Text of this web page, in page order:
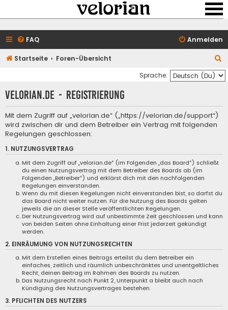
FAQ Anmelden
Startseite Foren-Übersicht
u
c
Sprache:
velorian.de - Registrierung
Mit dem Zugriff auf „velorian.de“ („https://velorian.de/support“)
wird zwischen dir und dem Betreiber ein Vertrag mit folgenden
Regelungen geschlossen:
1. NUTZUNGSVERTRAG
Mit dem Zugriff auf „velorian.de“ (im Folgenden „das Board“) schließt
du einen Nutzungsvertrag mit dem Betreiber des Boards ab (im
Folgenden „Betreiber“) und erklärst dich mit den nachfolgenden
Regelungen einverstanden.
Wenn du mit diesen Regelungen nicht einverstanden bist, so darfst du
das Board nicht weiter nutzen. Für die Nutzung des Boards gelten
jeweils die an dieser Stelle veröffentlichten Regelungen.
Der Nutzungsvertrag wird auf unbestimmte Zeit geschlossen und kann
von beiden Seiten ohne Einhaltung einer Frist jederzeit gekündigt
werden.
2. EINRÄUMUNG VON NUTZUNGSRECHTEN
Mit dem Erstellen eines Beitrags erteilst du dem Betreiber ein
einfaches, zeitlich und räumlich unbeschränktes und unentgeltliches
Recht, deinen Beitrag im Rahmen des Boards zu nutzen.
Das Nutzungsrecht nach Punkt 2, Unterpunkt a bleibt auch nach
Kündigung des Nutzungsvertrages bestehen.
3. PFLICHTEN DES NUTZERS